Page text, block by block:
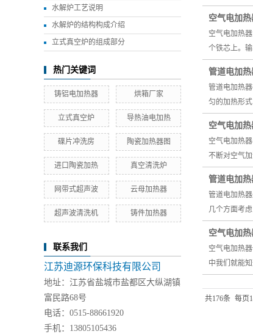
水解炉工艺说明
水解炉的结构构成介绍
立式真空炉的组成部分
热门关键词
铸铝电加热器 烘箱厂家
立式真空炉 导热油电加热
碟片冲洗房 陶瓷加热器图
进口陶瓷加热 真空清洗炉
网带式超声波 云母加热器
超声波清洗机 铸件加热器
联系我们
江苏迪源环保科技有限公司
地址：江苏省盐城市盐都区大纵湖镇
富民路68号
电话：0515-88661920
手机：13805105436
空气电加
空气电加热
个铁芯上。
管道电加
管道电加热
匀的加热形
空气电加
空气电加热
不断对空气
管道电加
管道电加热
几个方面考
空气电加
空气电加热
中我们就能
共176条 每页